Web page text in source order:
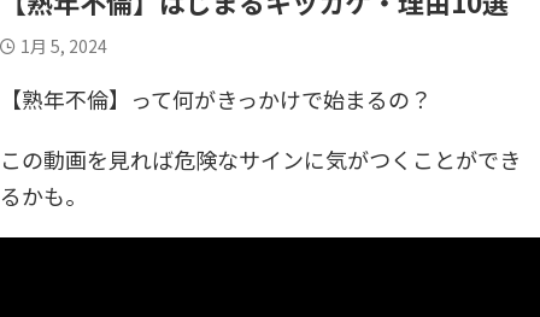
熟年シリーズ
中高年の恋愛・結婚お役立ちコラム
お悩み相談
中高年恋愛
シングルマザー
1月 5, 2024
【熟年不倫】って何がきっかけで始まるの？
この動画を見れば危険なサインに気がつくことができ
るかも。